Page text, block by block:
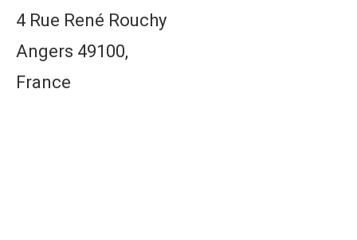
4 Rue René Rouchy
Angers 49100,
France